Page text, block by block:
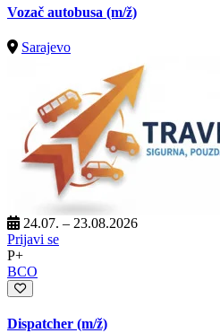
Vozač autobusa (m/ž)
Sarajevo
24.07. – 23.08.2026
Prijavi se
P+
BCO
Dispatcher (m/ž)